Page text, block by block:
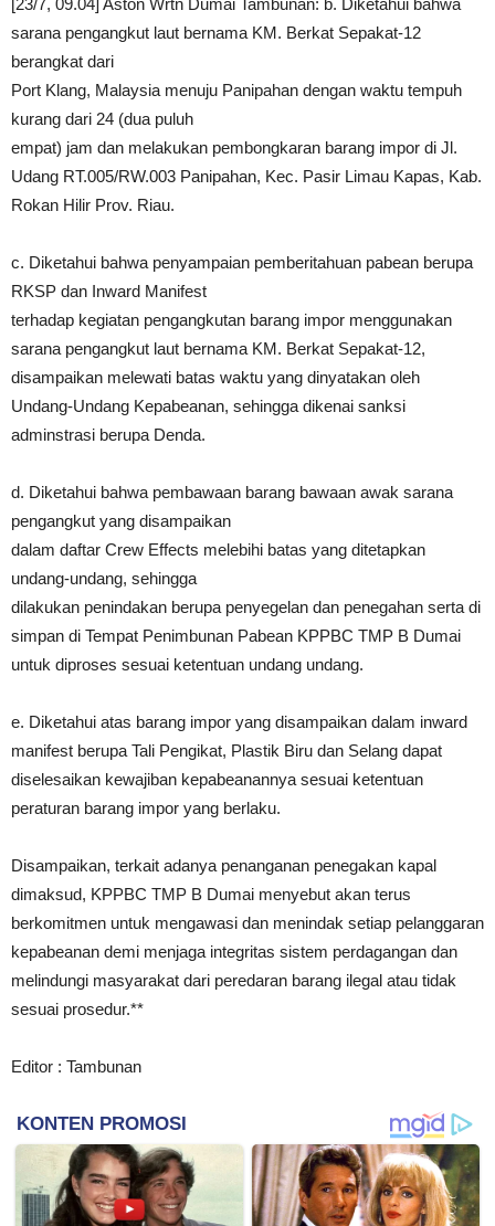
[23/7, 09.04] Aston Wrtn Dumai Tambunan: b. Diketahui bahwa
sarana pengangkut laut bernama KM. Berkat Sepakat-12
berangkat dari
Port Klang, Malaysia menuju Panipahan dengan waktu tempuh
kurang dari 24 (dua puluh
empat) jam dan melakukan pembongkaran barang impor di Jl.
Udang RT.005/RW.003 Panipahan, Kec. Pasir Limau Kapas, Kab.
Rokan Hilir Prov. Riau.
c. Diketahui bahwa penyampaian pemberitahuan pabean berupa
RKSP dan Inward Manifest
terhadap kegiatan pengangkutan barang impor menggunakan
sarana pengangkut laut bernama KM. Berkat Sepakat-12,
disampaikan melewati batas waktu yang dinyatakan oleh
Undang-Undang Kepabeanan, sehingga dikenai sanksi
adminstrasi berupa Denda.
d. Diketahui bahwa pembawaan barang bawaan awak sarana
pengangkut yang disampaikan
dalam daftar Crew Effects melebihi batas yang ditetapkan
undang-undang, sehingga
dilakukan penindakan berupa penyegelan dan penegahan serta di
simpan di Tempat Penimbunan Pabean KPPBC TMP B Dumai
untuk diproses sesuai ketentuan undang undang.
e. Diketahui atas barang impor yang disampaikan dalam inward
manifest berupa Tali Pengikat, Plastik Biru dan Selang dapat
diselesaikan kewajiban kepabeanannya sesuai ketentuan
peraturan barang impor yang berlaku.
Disampaikan, terkait adanya penanganan penegakan kapal
dimaksud, KPPBC TMP B Dumai menyebut akan terus
berkomitmen untuk mengawasi dan menindak setiap pelanggaran
kepabeanan demi menjaga integritas sistem perdagangan dan
melindungi masyarakat dari peredaran barang ilegal atau tidak
sesuai prosedur.**
Editor : Tambunan